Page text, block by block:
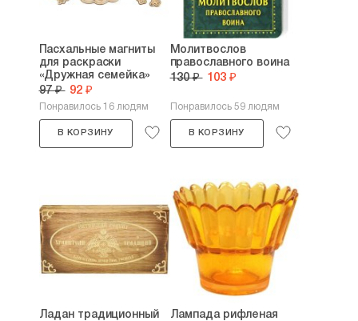
Пасхальные магниты
для раскраски
«Дружная семейка»
97 ₽ 92 ₽
Понравилось 16 людям
В КОРЗИНУ
Молитвослов
православного воина
130 ₽ 103 ₽
Понравилось 59 людям
В КОРЗИНУ
Ладан традиционный
Лампада рифленая